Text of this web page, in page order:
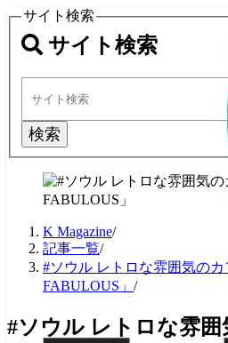
サイト検索
サイト検索
検索
K Magazine/
記事一覧/
#ソウル レトロな雰囲気のカ
FABULOUS」 /
#ソウル レトロな雰